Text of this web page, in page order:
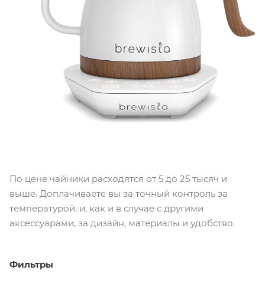
По цене чайники расходятся от 5 до 25 тысяч и
выше. Доплачиваете вы за точный контроль за
температурой, и, как и в случае с другими
аксессуарами, за дизайн, материалы и удобство.
Фильтры